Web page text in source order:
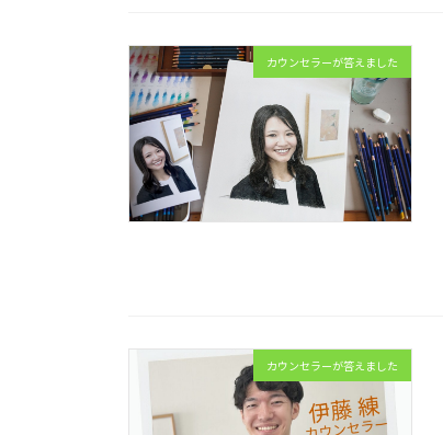
カウンセラーが答えました
カウンセラーが答えました